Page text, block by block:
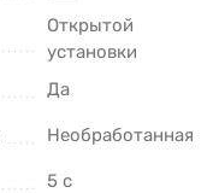
Открытой
установки
Да
Необработанная
5 с